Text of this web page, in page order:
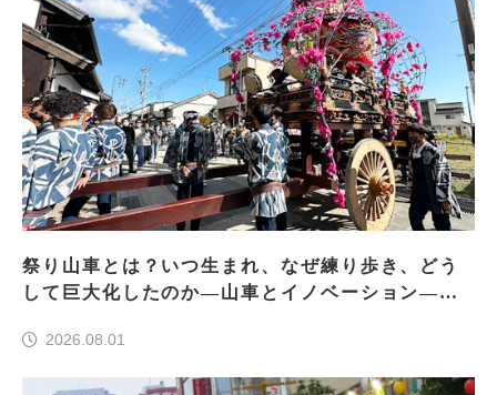
祭り山車とは？いつ生まれ、なぜ練り歩き、どう
して巨大化したのか―山車とイノベーション―＜
2026.08.01